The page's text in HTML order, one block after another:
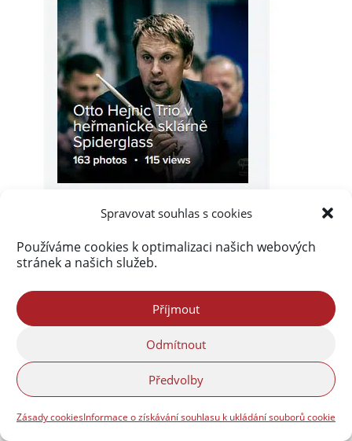
Spravovat souhlas s cookies
Používáme cookies k optimalizaci našich webových
stránek a našich služeb.
Příjmout
Odmítnout
Předvolby
Zásady cookiesInformace o získávání souhlasu k ukládání souborů cookie